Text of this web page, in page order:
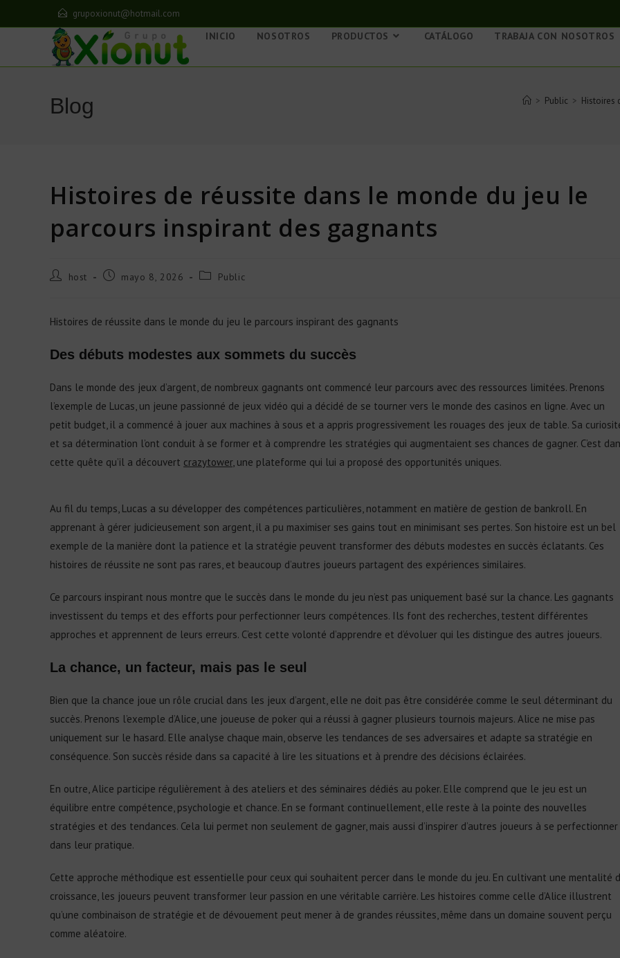
grupoxionut@hotmail.com
INICIO NOSOTROS PRODUCTOS CATÁLOGO TRABAJA CON NOSOTROS
Blog > Public > Histoires
Histoires de réussite dans le monde du jeu le
parcours inspirant des gagnants
host mayo 8, 2026 Public
Histoires de réussite dans le monde du jeu le parcours inspirant des gagnants
Des débuts modestes aux sommets du succès
Dans le monde des jeux d’argent, de nombreux gagnants ont commencé leur parcours avec des ressources limitées. Prenons
l’exemple de Lucas, un jeune passionné de jeux vidéo qui a décidé de se tourner vers le monde des casinos en ligne. Avec un
petit budget, il a commencé à jouer aux machines à sous et a appris progressivement les rouages des jeux de table. Sa
et sa détermination l’ont conduit à se former et à comprendre les stratégies qui augmentaient ses chances de gagner. C’est
cette quête qu’il a découvert crazytower, une plateforme qui lui a proposé des opportunités uniques.
Au fil du temps, Lucas a su développer des compétences particulières, notamment en matière de gestion de bankroll. En
apprenant à gérer judicieusement son argent, il a pu maximiser ses gains tout en minimisant ses pertes. Son histoire est un bel
exemple de la manière dont la patience et la stratégie peuvent transformer des débuts modestes en succès éclatants. Ces
histoires de réussite ne sont pas rares, et beaucoup d’autres joueurs partagent des expériences similaires.
Ce parcours inspirant nous montre que le succès dans le monde du jeu n’est pas uniquement basé sur la chance. Les gagnants
investissent du temps et des efforts pour perfectionner leurs compétences. Ils font des recherches, testent différentes
approches et apprennent de leurs erreurs. C’est cette volonté d’apprendre et d’évoluer qui les distingue des autres joueurs.
La chance, un facteur, mais pas le seul
Bien que la chance joue un rôle crucial dans les jeux d’argent, elle ne doit pas être considérée comme le seul déterminant du
succès. Prenons l’exemple d’Alice, une joueuse de poker qui a réussi à gagner plusieurs tournois majeurs. Alice ne mise pas
uniquement sur le hasard. Elle analyse chaque main, observe les tendances de ses adversaires et adapte sa stratégie en
conséquence. Son succès réside dans sa capacité à lire les situations et à prendre des décisions éclairées.
En outre, Alice participe régulièrement à des ateliers et des séminaires dédiés au poker. Elle comprend que le jeu est un
équilibre entre compétence, psychologie et chance. En se formant continuellement, elle reste à la pointe des nouvelles
stratégies et des tendances. Cela lui permet non seulement de gagner, mais aussi d’inspirer d’autres joueurs à se perfectionner
dans leur pratique.
Cette approche méthodique est essentielle pour ceux qui souhaitent percer dans le monde du jeu. En cultivant une mentalité
croissance, les joueurs peuvent transformer leur passion en une véritable carrière. Les histoires comme celle d’Alice illustrent
qu’une combinaison de stratégie et de dévouement peut mener à de grandes réussites, même dans un domaine souvent perçu
comme aléatoire.